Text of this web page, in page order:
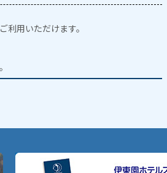
利用いただけます。